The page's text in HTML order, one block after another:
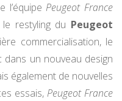
l’équipe Peugeot France
restyling du Peugeot
commercialisation, le
dans un nouveau design
également de nouvelles
essais, Peugeot France